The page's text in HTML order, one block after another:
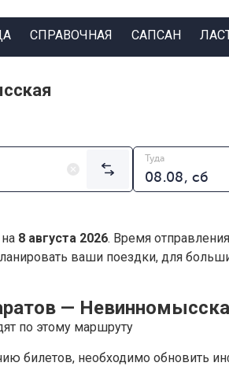
СПРАВОЧНАЯ САПСАН
Туда
на 8 августа 2026. Время
ваши поездки, для
—
по этому маршруту
билетов, необходимо обновить